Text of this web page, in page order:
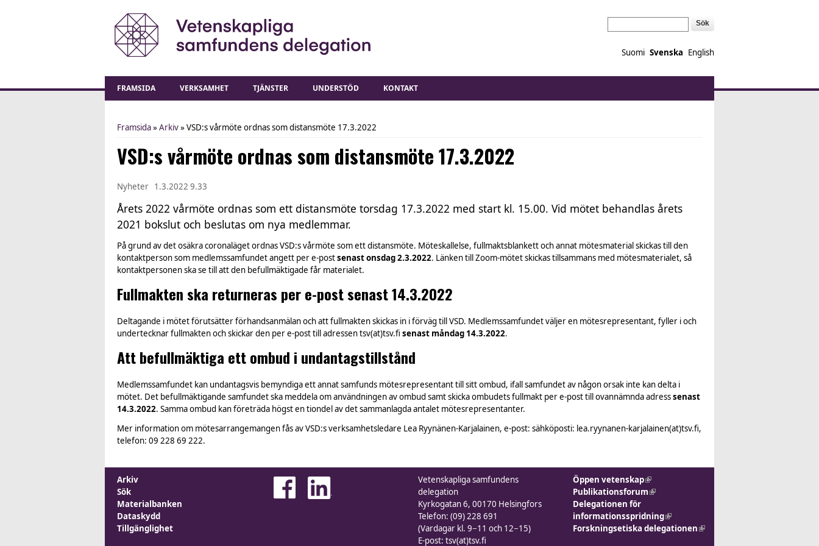
Suomi Svenska English
FRAMSIDA VERKSAMHET TJÄNSTER UNDERSTÖD KONTAKT
Framsida»Arkiv» VSD:s vårmöte ordnas som distansmöte 17.3.2022
VSD:s vårmöte ordnas som distansmöte 17.3.2022
Nyheter 1.3.2022 9.33
Årets 2022 vårmöte ordnas som ett distansmöte torsdag 17.3.2022 med start kl. 15.00. Vid mötet behandlas årets
2021 bokslut och beslutas om nya medlemmar.
På grund av det osäkra coronaläget ordnas VSD:s vårmöte som ett distansmöte. Möteskallelse, fullmaktsblankett och annat mötesmaterial skickas till den
kontaktperson som medlemssamfundet angett per e-postsenast onsdag 2.3.2022. Länken till Zoom-mötet skickas tillsammans med mötesmaterialet, så
kontaktpersonen ska se till att den befullmäktigade får materialet.
Fullmakten ska returneras per e-post senast 14.3.2022
Deltagande i mötet förutsätter förhandsanmälan och att fullmakten skickas in i förväg till VSD. Medlemssamfundet väljer en mötesrepresentant, fyller i och
undertecknar fullmakten och skickar den per e-post till adressen tsv(at)tsv.fi senast måndag 14.3.2022.
Att befullmäktiga ett ombud i undantagstillstånd
Medlemssamfundet kan undantagsvis bemyndiga ett annat samfunds mötesrepresentant till sitt ombud, ifall samfundet av någon orsak inte kan delta i
mötet. Det befullmäktigande samfundet ska meddela om användningen av ombud samt skicka ombudets fullmakt per e-post till ovannämnda adresssenast
14.3.2022. Samma ombud kan företräda högst en tiondel av det sammanlagda antalet mötesrepresentanter.
Mer information om mötesarrangemangen fås av VSD:s verksamhetsledare Lea Ryynänen-Karjalainen, e-post: sähköposti: lea.ryynanen-karjalainen(at)tsv.fi,
telefon: 09 228 69 222.
Arkiv
Sök
Materialbanken
Dataskydd
Tillgänglighet
Vetenskapliga samfundens
delegation
Kyrkogatan 6, 00170 Helsingfors
Telefon: (09) 228 691
(Vardagar kl. 9−11 och 12−15)
E-post: tsv(at)tsv.fi
Öppen vetenskap(link is external)
Publikationsforum(link is
Delegationen för
informationsspridning(link is
external)
Forskningsetiska delegationen(link is